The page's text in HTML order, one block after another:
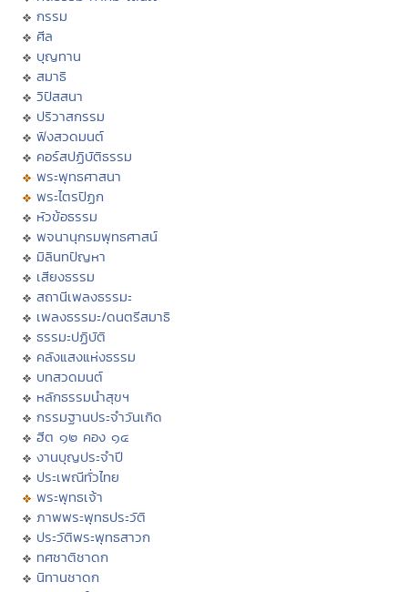
กรรม
ศีล
บุญทาน
สมาธิ
วิปัสสนา
ปริวาสกรรม
ฟังสวดมนต์
คอร์สปฏิบัติธรรม
พระพุทธศาสนา
พระไตรปิฏก
หัวข้อธรรม
พจนานุกรมพุทธศาสน์
มิลินทปัญหา
เสียงธรรม
สถานีเพลงธรรมะ
เพลงธรรมะ/ดนตรีสมาธิ
ธรรมะปฏิบัติ
คลังแสงแห่งธรรม
บทสวดมนต์
หลักธรรมนำสุขฯ
กรรมฐานประจำวันเกิด
ฮีต ๑๒ คอง ๑๔
งานบุญประจำปี
ประเพณีทั่วไทย
พระพุทธเจ้า
ภาพพระพุทธประวัติ
ประวัติพระพุทธสาวก
ทศชาติชาดก
นิทานชาดก